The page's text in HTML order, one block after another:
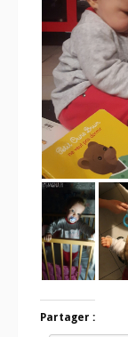
Partager :